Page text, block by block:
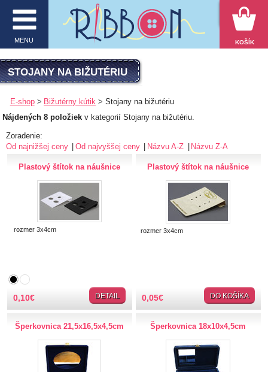
VYHĽADÁVANIE
MENU
O firme
E-shop
Inšpirácie
Obchodné podmienky
Ochrana osobných údajov
TIPY NA DARČEKY
MENU KOŠÍK
STOJANY NA BIŽUTÉRIU
E-shop Bižutérny kútik
Stojany na bižutériu
Nájdených 8 položiek v kategorií Stojany na bižutériu.
Zoradenie:
Od najnižšej ceny
Od najvyššej ceny Názvu A-Z Názvu Z-A
Plastový štítok na náušnice
rozmer 3x4cm
0,10€ DETAIL
Plastový štítok na náušnice
rozmer 3x4cm
0,05€ DO KOŠÍKA
Šperkovnica 21,5x16,5x4,5cm Šperkovnica 18x10x4,5cm